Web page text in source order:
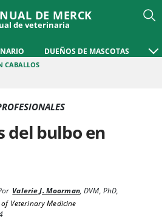
DE MERCK
de veterinaria
DUEÑOS DE MASCOTAS
CABALLOS
del bulbo en
Valerie J. Moorman,DVM, PhD,
Veterinary Medicine